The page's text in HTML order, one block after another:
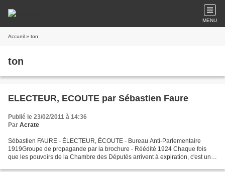
MENU
Accueil » ton
ton
ELECTEUR, ECOUTE par Sébastien Faure
Publié le 23/02/2011 à 14:36
Par Acrate
Sébastien FAURE - ÉLECTEUR, ÉCOUTE - Bureau Anti-Parlementaire
1919Groupe de propagande par la brochure - Réédité 1924 Chaque fois
que les pouvoirs de la Chambre des Députés arrivent à expiration, c'est un